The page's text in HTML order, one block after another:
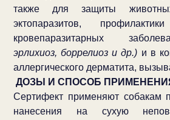
также для защиты
эктопаразитов,
кровепаразитарных
эрлихиоз, боррелиоз и др.) и в
аллергического дерматита,
ДОЗЫ И СПОСОБ
Сертифект применяют собакам
нанесения на сухую